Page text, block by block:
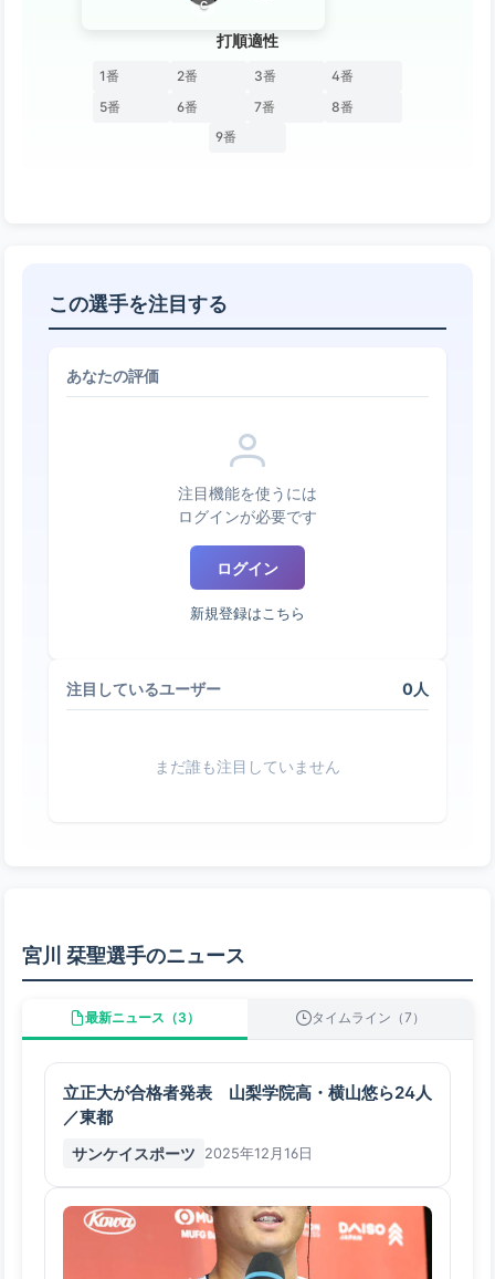
C
打順適性
1番 2番 3番
4番
5番
6番 7番
8番
9番
この選手を注目する
あなたの評価
注目機能を使うには
ログインが必要です
ログイン
新規登録はこちら
注目しているユーザー 0人
まだ誰も注目していません
宮川 栞聖選手のニュース
最新ニュース（3） タイムライン（7）
立正大が合格者発表 山梨学院高・横山悠ら24人
／東都
サンケイスポーツ 2025年12月16日